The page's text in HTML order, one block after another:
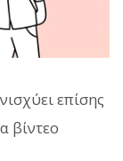
επίσης
βίντεο